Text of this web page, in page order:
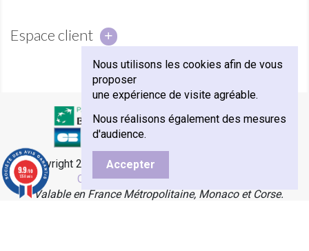
Espace client
© Copyright 2018 - Abbaye Notre-Dame de Sénanque -
Commerce par Agence Velcome
*Valable en France Métropolitaine, Monaco et Corse.
Nous utilisons les cookies afin de vous
proposer
une expérience de visite agréable.
Nous réalisons également des mesures
d'audience.
Accepter
9.9/10
1358 avis